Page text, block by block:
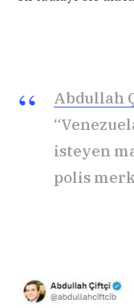
Abdullah
isteyen
polis